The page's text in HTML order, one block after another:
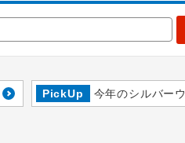
PickUp 今年のシルバー